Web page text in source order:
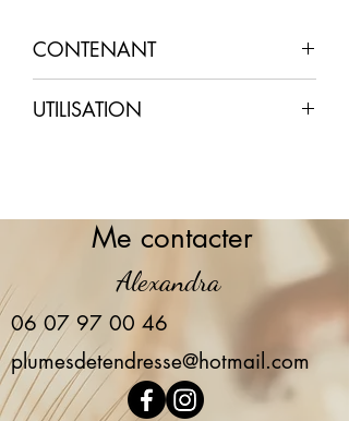
CONTENANT
UTILISATION
Je la rprtis sur mon visage et masse
pour la faire pénétrer
Me contacter
Alexandra
06 07 97 00 46
plumesdetendresse@hotmail.com